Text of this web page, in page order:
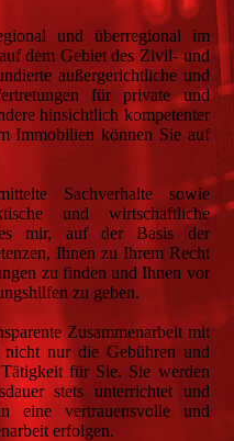
und überregional im
dem Gebiet des Zivil- und
außergerichtliche und
für private und
hinsichtlich kompetenter
Immobilien können Sie auf
Sachverhalte sowie
und wirtschaftliche
es mir, auf der Basis der
Ihnen zu Ihrem Recht
zu finden und Ihnen vor
zu geben.
Zusammenarbeit mit
nur die Gebühren und
für Sie. Sie werden
stets unterrichtet und
eine vertrauensvolle und
erfolgen.